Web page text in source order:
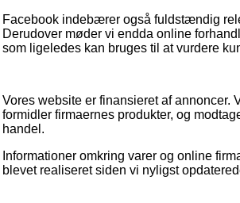
Facebook indebærer også fuldstændig
Derudover møder vi endda online
som ligeledes kan bruges til at vurdere
Vores website er finansieret af annoncer.
formidler firmaernes produkter, og
handel.
Informationer omkring varer og online
blevet realiseret siden vi nyligst